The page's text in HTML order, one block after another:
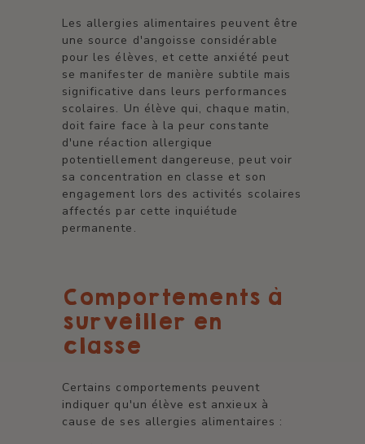
Les allergies alimentaires peuvent être
une source d'angoisse considérable
pour les élèves, et cette anxiété peut
se manifester de manière subtile mais
significative dans leurs performances
scolaires. Un élève qui, chaque matin,
doit faire face à la peur constante
d'une réaction allergique
potentiellement dangereuse, peut voir
sa concentration en classe et son
engagement lors des activités scolaires
affectés par cette inquiétude
permanente.
Comportements à
surveiller en
classe
Certains comportements peuvent
indiquer qu'un élève est anxieux à
cause de ses allergies alimentaires :